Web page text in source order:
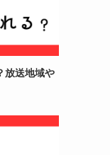
放送地域や